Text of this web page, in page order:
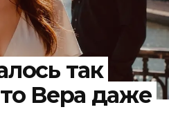
так
Вера даже